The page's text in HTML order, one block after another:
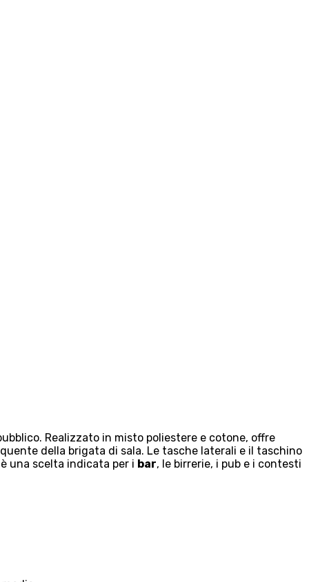
Realizzato in misto poliestere e cotone, offre
della brigata di sala. Le tasche laterali e il taschino
una scelta indicata per i bar, le birrerie, i pub e i contesti